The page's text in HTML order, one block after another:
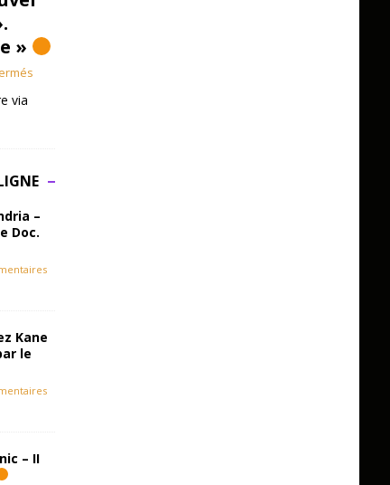
»
via
–
Doc.
Kane
le
– II